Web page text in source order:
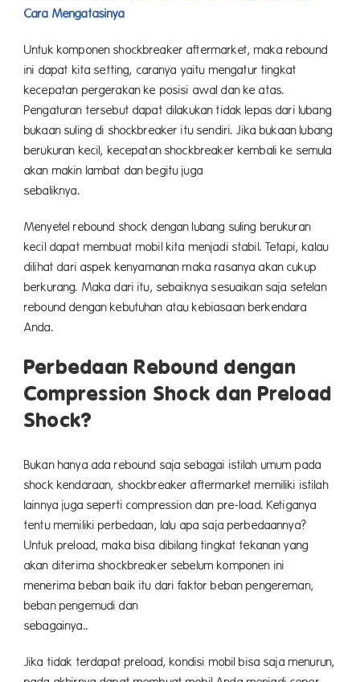
Cara Mengatasinya
Untuk komponen shockbreaker aftermarket, maka rebound
ini dapat kita setting, caranya yaitu mengatur tingkat
kecepatan pergerakan ke posisi awal dan ke atas.
Pengaturan tersebut dapat dilakukan tidak lepas dari lubang
bukaan suling di shockbreaker itu sendiri. Jika bukaan lubang
berukuran kecil, kecepatan shockbreaker kembali ke semula
akan makin lambat dan begitu juga
Menyetel rebound shock dengan lubang suling berukuran
kecil dapat membuat mobil kita menjadi stabil. Tetapi, kalau
dilihat dari aspek kenyamanan maka rasanya akan cukup
berkurang. Maka dari itu, sebaiknya sesuaikan saja setelan
rebound dengan kebutuhan atau kebiasaan berkendara
Anda.
Perbedaan Rebound dengan
Compression Shock dan Preload
Shock?
Bukan hanya ada rebound saja sebagai istilah umum pada
shock kendaraan, shockbreaker aftermarket memiliki istilah
lainnya juga seperti compression dan pre-load. Ketiganya
tentu memiliki perbedaan, lalu apa saja perbedaannya?
Untuk preload, maka bisa dibilang tingkat tekanan yang
akan diterima shockbreaker sebelum komponen ini
menerima beban baik itu dari faktor beban pengereman,
beban pengemudi dan
Jika tidak terdapat preload, kondisi mobil bisa saja menurun,